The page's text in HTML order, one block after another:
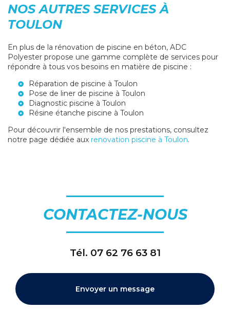
NOS AUTRES SERVICES À
TOULON
En plus de la rénovation de piscine en béton, ADC
Polyester propose une gamme complète de services pour
répondre à tous vos besoins en matière de piscine :
Réparation de piscine à Toulon
Pose de liner de piscine à Toulon
Diagnostic piscine à Toulon
Résine étanche piscine à Toulon
Pour découvrir l'ensemble de nos prestations, consultez
notre page dédiée aux renovation piscine à Toulon.
CONTACTEZ-NOUS
Tél. 07 62 76 63 81
Envoyer un message